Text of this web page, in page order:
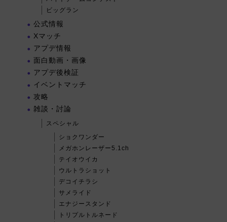
ビッグラン
公式情報
Xマッチ
アプデ情報
面白動画・画像
アプデ後検証
イベントマッチ
攻略
雑談・討論
スペシャル
ショクワンダー
メガホンレーザー5.1ch
テイオウイカ
ウルトラショット
デコイチラシ
サメライド
エナジースタンド
トリプルトルネード